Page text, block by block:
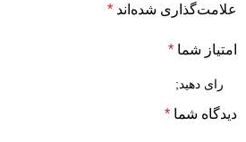
علامت‌گذاری شده‌اند *
امتیاز شما *
دیدگاه شما *